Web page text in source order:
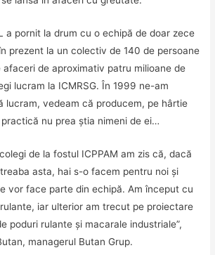
a pornit la drum cu o echipă de doar zece
prezent la un colectiv de 140 de persoane
afaceri de aproximativ patru milioane de
lucram la ICMRSG. În 1999 ne-am
lucram, vedeam că producem, pe hârtie
nu prea ştia nimeni de ei…
de la fostul ICPPAM am zis că, dacă
asta, hai s-o facem pentru noi şi
vor face parte din echipă. Am început cu
iar ulterior am trecut pe proiectare
poduri rulante şi macarale industriale”,
managerul Butan Grup.